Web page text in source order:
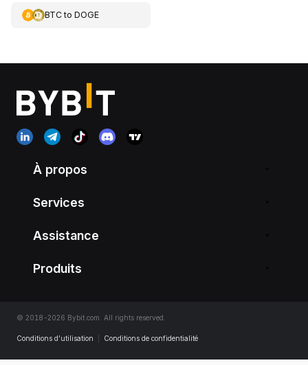
BTCto DOGE
À propos
Services
Assistance
Produits
© 2018-2026 Bybit.com. All rights reserved.
Conditions d’utilisation Conditions de confidentialité